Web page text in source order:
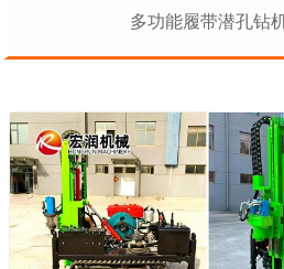
多功能履带潜孔钻